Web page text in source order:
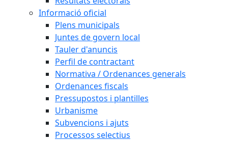
Informació oficial
Plens municipals
Juntes de govern local
Tauler d'anuncis
Perfil de contractant
Normativa / Ordenances generals
Ordenances fiscals
Pressupostos i plantilles
Urbanisme
Subvencions i ajuts
Processos selectius